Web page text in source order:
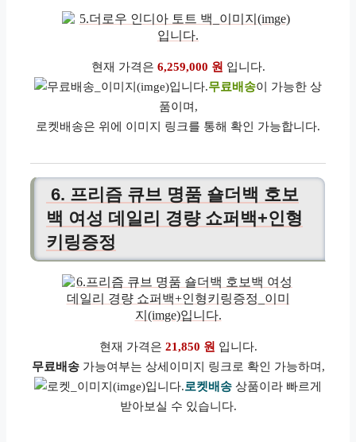
현재 가격은 6,259,000 원 입니다.
무료배송이 가능한 상
품이며,
로켓배송은 위에 이미지 링크를 통해 확인 가능합니다.
6. 프리즘 큐브 명품 숄더백 호보
백 여성 데일리 경량 쇼퍼백+인형
키링증정
현재 가격은 21,850 원 입니다.
무료배송가능여부는 상세이미지 링크로 확인 가능하며,
로켓배송 상품이라 빠르게
받아보실 수 있습니다.